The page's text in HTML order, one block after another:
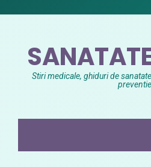
Stiri medicale, ghiduri de
preventie